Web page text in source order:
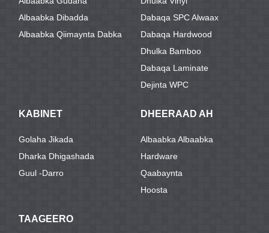
Albaabka Dibadda
Albaabka Qiimaynta Dabka
Dabaqa SPC Alwaax
Dabaqa Hardwood
Dhulka Bamboo
Dabaqa Laminate
Dejinta WPC
KABINET
Golaha Jikada
Dharka Dhigashada
Guul -darro
DHEERAAD AH
Albaabka Albaabka
Hardware
Qaabaynta
Hoosta
TAAGEERO